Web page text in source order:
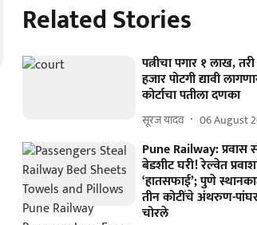
Related Stories
पत्नीचा पगार १ लाख,
हजार पोटगी द्यावी
कोर्टाचा पतीला दणका
सूरज यादव 06 August
Pune Railway: प्रवास
बेडशीट घरी! रेल्वेत
‘हातसफाई’; पुणे
तीन कोटींचे अंथरुण-
चोरले